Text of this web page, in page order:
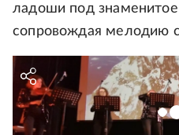
ладоши под
сопровождая мелодию